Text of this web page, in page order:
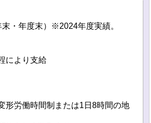
・年度末）※2024年度実績。
により支給
形労働時間制または1日8時間の地